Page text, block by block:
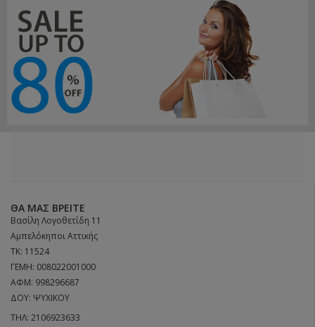
ΘΑ ΜΑΣ ΒΡΕΊΤΕ
Βασίλη Λογοθετίδη 11
Αμπελόκηποι Αττικής
ΤΚ: 11524
ΓΕΜΗ: 008022001000
ΑΦΜ: 998296687
ΔΟΥ: ΨΥΧΙΚΟΥ
ΤΗΛ: 2106923633